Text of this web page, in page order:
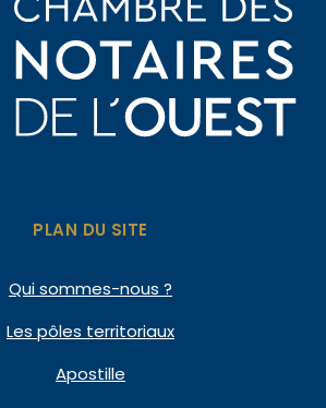
PLAN DU SITE
Quisommes-nous ?
Les pôles territoriaux
Apostille